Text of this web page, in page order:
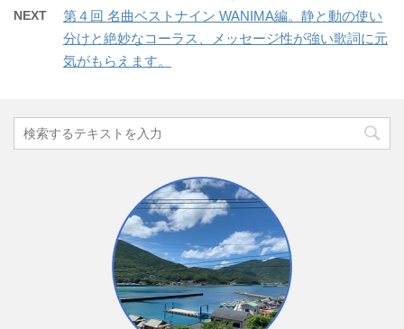
NEXT
第４回 名曲ベストナイン WANIMA編。静と動の使い
分けと絶妙なコーラス、メッセージ性が強い歌詞に元
気がもらえます。